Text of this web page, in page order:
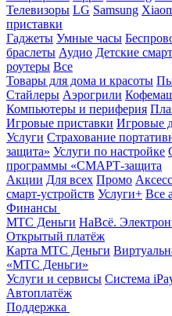
Телевизоры LG Samsung
приставки
Гаджеты Умные часы
браслеты Аудио Детские
роутеры Все
Товары для дома и красоты
Стайлеры Аэрогрили
Компьютеры и периферия
Игровые приставки Игровые
Услуги Страхование
защита» Услуги по настройке
программы «СМАРТ-защита
Акции Для всех Промо
смарт-устройств Услуги+ Все
Финансы
МТС Деньги НаВсё.
Открытый платёж
Карта МТС Деньги
«МТС Деньги»
Услуги и сервисы Система
Автоплатёж
Поддержка